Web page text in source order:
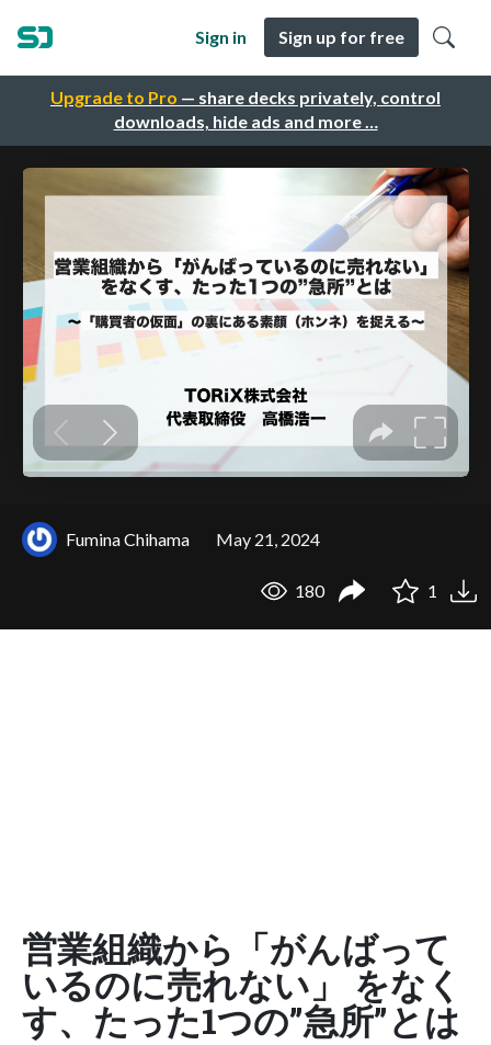
Upgrade to Pro — share decks privately, control
downloads, hide ads and more …
Sign in Sign up for free
Fumina Chihama May 21, 2024
180 1
営業組織から「がんばって
いるのに売れない」 をなく
す、たった1つの”急所”とは